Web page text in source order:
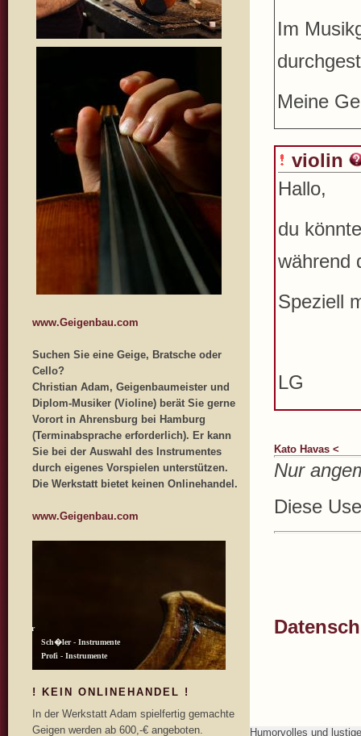
Im
Meine
violin
Hallo,
du
während
Speziell
LG
Kato Havas <
Nur
Diese
www.Geigenbau.com
Suchen Sie eine Geige, Bratsche oder
Cello?
Christian Adam, Geigenbaumeister und
Diplom-Musiker (Violine) berät Sie gerne
Vorort in Ahrensburg bei Hamburg
(Terminabsprache erforderlich). Er kann
Sie bei der Auswahl des Instrumentes
durch eigenes Vorspielen unterstützen.
Die Werkstatt bietet keinen Onlinehandel.
www.Geigenbau.com
! KEIN ONLINEHANDEL !
In der Werkstatt Adam spielfertig gemachte
Geigen werden ab 600,-€ angeboten.
Humorvolles und